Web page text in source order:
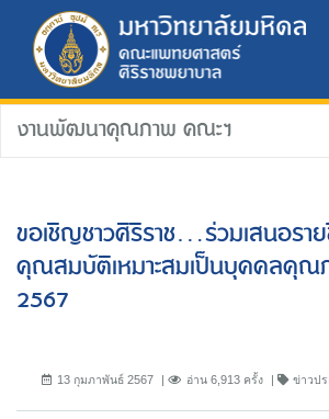
งานพัฒนาคุณภาพ คณะฯ
ขอเชิญชาวศิริราช...ร่วมเสนอรา
คุณสมบัติเหมาะสมเป็นบุคคลคุณ
2567
13 กุมภาพันธ์ 2567 อ่าน 6,913 ครั้ง ข่าวป